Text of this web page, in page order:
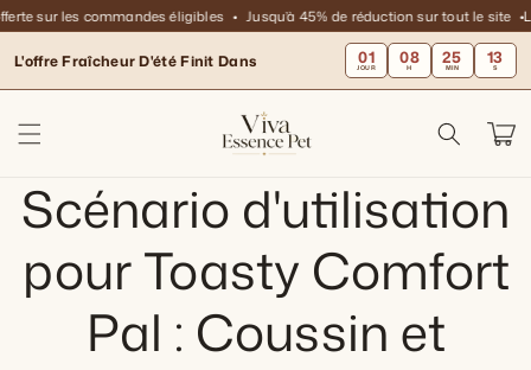
passer
au
contenu
sur les commandes éligibles Jusqu’à 45% de réduction sur tout le site
L'offre Fraîcheur D'été Finit Dans 01
JOUR
08
H
25
MIN
13
S
Panier
Scénario d'utilisation
pour Toasty Comfort
Pal : Coussin et